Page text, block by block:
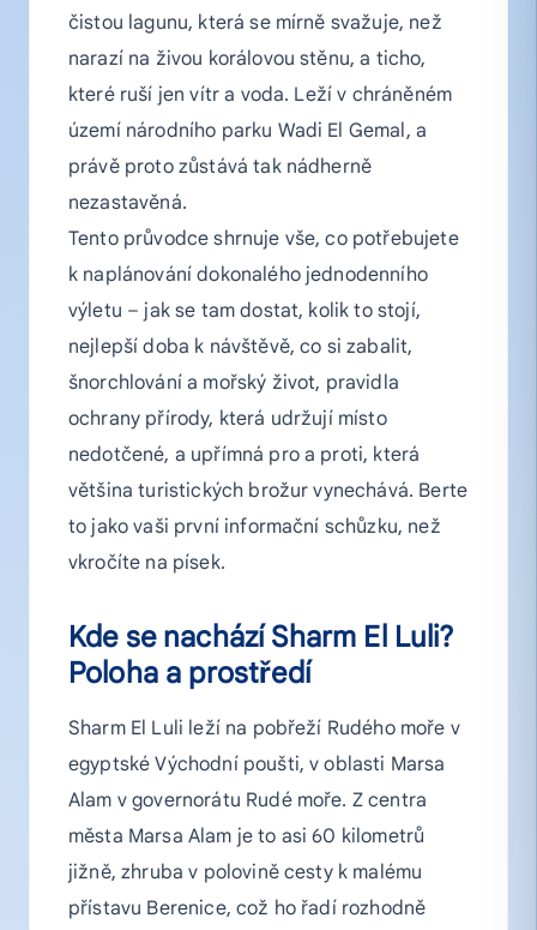
čistou lagunu, která se mírně svažuje, než
narazí na živou korálovou stěnu, a ticho,
které ruší jen vítr a voda. Leží v chráněném
území národního parku Wadi El Gemal, a
právě proto zůstává tak nádherně
nezastavěná.
Tento průvodce shrnuje vše, co potřebujete
k naplánování dokonalého jednodenního
výletu – jak se tam dostat, kolik to stojí,
nejlepší doba k návštěvě, co si zabalit,
šnorchlování a mořský život, pravidla
ochrany přírody, která udržují místo
nedotčené, a upřímná pro a proti, která
většina turistických brožur vynechává. Berte
to jako vaši první informační schůzku, než
vkročíte na písek.
Kde se nachází Sharm El Luli?
Poloha a prostředí
Sharm El Luli leží na pobřeží Rudého moře v
egyptské Východní poušti, v oblasti Marsa
Alam v governorátu Rudé moře. Z centra
města Marsa Alam je to asi 60 kilometrů
jižně, zhruba v polovině cesty k malému
přístavu Berenice, což ho řadí rozhodně